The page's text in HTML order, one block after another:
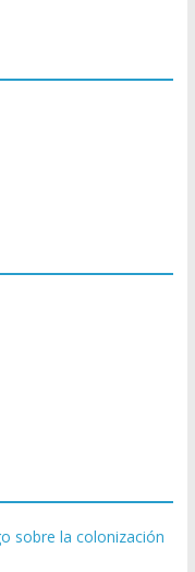
sobre la colonización